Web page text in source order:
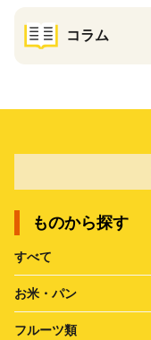
コラム
ものから探す
すべて
お米・パン
フルーツ類